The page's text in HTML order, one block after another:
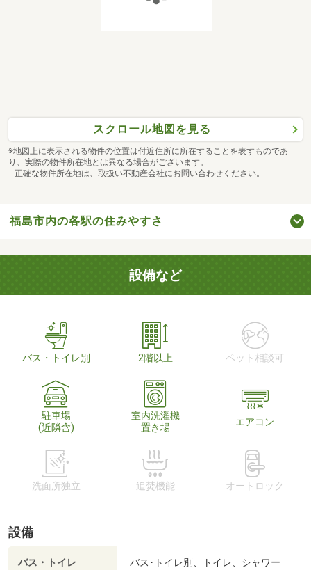
スクロール地図を見る
※地図上に表示される物件の位置は付近住所に所在することを表すものであ
り、実際の物件所在地とは異なる場合がございます。
正確な物件所在地は、取扱い不動産会社にお問い合わせください。
福島市内の各駅の住みやすさ
設備など
バス・トイレ別 2階以上 ペット相談可
駐車場
(近隣含)
室内洗濯機
置き場
エアコン
洗面所独立 追焚機能 オートロック
設備
バス・トイレ バス･トイレ別、トイレ、シャワー